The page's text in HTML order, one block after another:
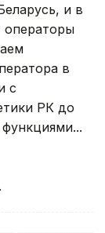
и в
операторы
в
с
РК до